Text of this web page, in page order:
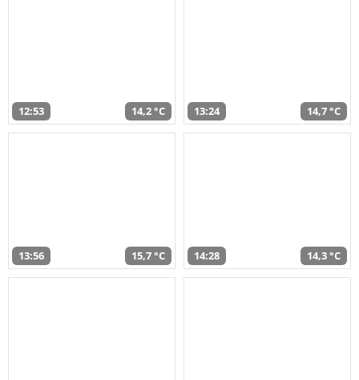
12:53 14,2 °C 13:24 14,7 °C
13:56 15,7 °C 14:28 14,3 °C